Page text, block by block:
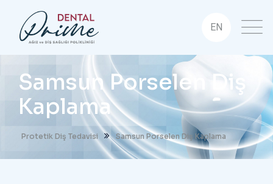
EN
Samsun Porselen Diş
Kaplama
Protetik Diş Tedavisi Samsun Porselen Diş Kaplama